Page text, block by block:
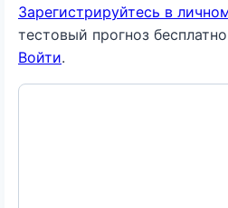
Зарегистрируйтесь в
тестовый прогноз
Войти.